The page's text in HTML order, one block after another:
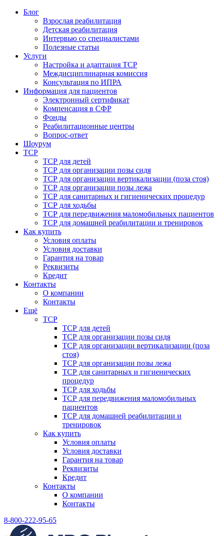
Блог
Взрослая реабилитация
Детская реабилитация
Интервью со специалистами
Полезные статьи
Услуги
Настройка и адаптация ТСР
Междисциплинарная комиссия
Консультация по ИПРА
Информация для пациентов
Электронный сертификат
Компенсация в СФР
Фонды
Реабилитационные центры
Вопрос-ответ
Шоурум
ТСР
ТСР для детей
ТСР для организации позы сидя
ТСР для организации вертикализации (поза стоя)
ТСР для организации позы лежа
ТСР для санитарных и гигиенических процедур
ТСР для ходьбы
ТСР для передвижения маломобильных пациентов
ТСР для домашней реабилитации и тренировок
Как купить
Условия оплаты
Условия доставки
Гарантия на товар
Реквизиты
Кредит
Контакты
О компании
Контакты
Ещё
ТСР
ТСР для детей
ТСР для организации позы сидя
ТСР для организации вертикализации (поза
стоя)
ТСР для организации позы лежа
ТСР для санитарных и гигиенических
процедур
ТСР для ходьбы
ТСР для передвижения маломобильных
пациентов
ТСР для домашней реабилитации и
тренировок
Как купить
Условия оплаты
Условия доставки
Гарантия на товар
Реквизиты
Кредит
Контакты
О компании
Контакты
8-800-222-95-65